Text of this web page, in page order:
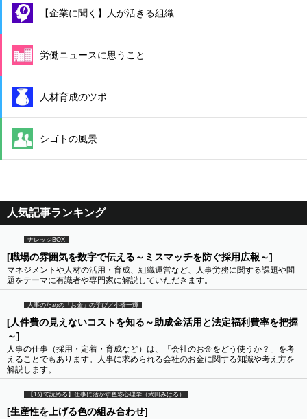
【企業に聞く】人が活きる組織
労働ニュースに思うこと
人材育成のツボ
シゴトの風景
人気記事ランキング
ナレッジBOX
[職場の雰囲気を数字で伝える～ミスマッチを防ぐ採用広報～]
マネジメントや人材の活用・育成、組織運営など、人事労務に関する課題や問
題をテーマに有識者や専門家に解説していただきます。
人事のための「お金」の学び／小橋一輝
[人件費の見えないコストを知る～助成金活用と法定福利費率を把握
～]
人事の仕事（採用・定着・育成など）は、「会社のお金をどう使うか？」を考
えることでもあります。人事に求められる会社のお金に関する知識や考え方を
解説します。
【1分で読める】仕事に活かす色彩心理学（武田みはる）
[生産性を上げる色の組み合わせ]